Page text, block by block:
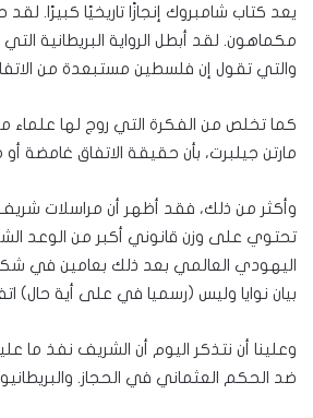
يعد كتاب شامبروك إنجازًا تاريخيًا كبيرًا.
مكماهون. لقد أبطل الرواية البريطانية
والتي تقول إن فلسطين مستبعدة من
كما تخلص من الفكرة التي روج لها علماء
مارتن جيلبرت، بأن حقيقة الاتفاق غامضة أو
وأكثر من ذلك، فقد أظهر أن مراسلات
تحتوي على وزن قانوني أكبر من الوعد
اليهودي العالمي بعد ذلك بعامين في
بيان نوايا وليس (رسميا في على أية حال)
وعلينا أن نتذكر اليوم أن الشريف نفذ ما
ضد الحكم العثماني في الحجاز.